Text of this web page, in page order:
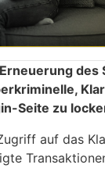
des
Seite zu
auf das